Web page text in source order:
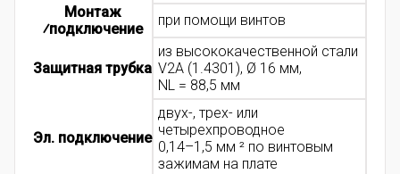
Монтаж
⁄подключение
при помощи винтов
Защитная трубка
из высококачественной стали
V2A (1.4301), Ø 16 мм,
NL = 88,5 мм
Эл. подключение
двух-, трех- или
четырехпроводное
0,14–1,5 мм ² по винтовым
зажимам на плате